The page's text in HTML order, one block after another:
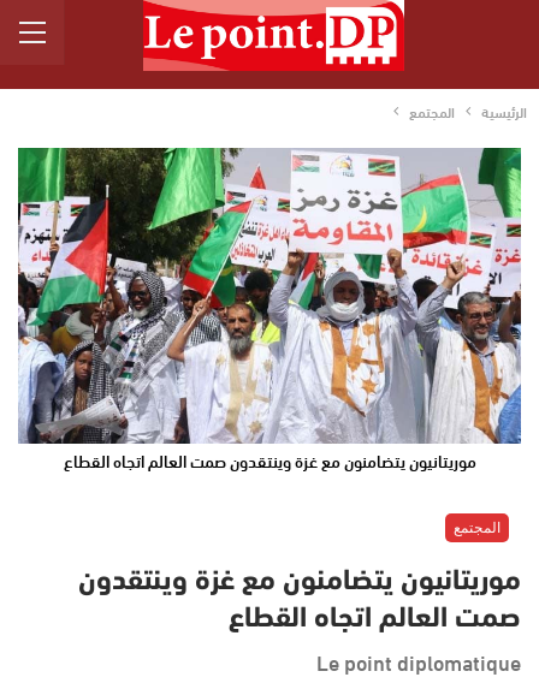
الرئيسية المجتمع
موريتانيون يتضامنون مع غزة وينتقدون صمت العالم اتجاه القطاع
المجتمع
موريتانيون يتضامنون مع غزة وينتقدون
صمت العالم اتجاه القطاع
Le point diplomatique